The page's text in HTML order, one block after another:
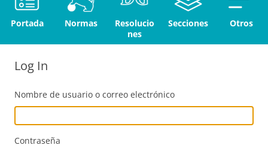
Portada Normas
Resolucio
nes
Secciones Otros
Log In
Nombre de usuario o correo electrónico
Contraseña